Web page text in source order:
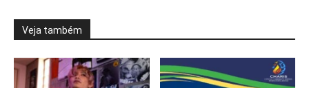
Veja também